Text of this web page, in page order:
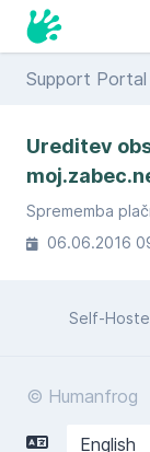
Support Portal
Ureditev
Sprememba
06.06.2016
Self-
© Humanfrog